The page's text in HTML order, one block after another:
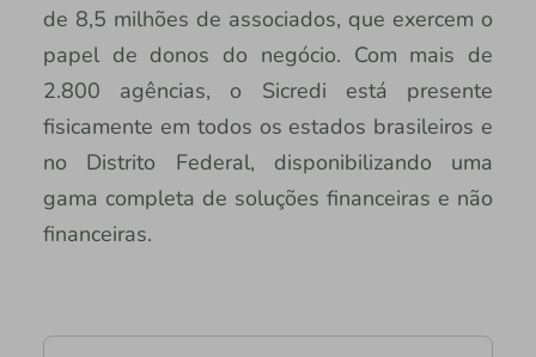
de 8,5 milhões de associados, que exercem o
papel de donos do negócio. Com mais de
2.800 agências, o Sicredi está presente
fisicamente em todos os estados brasileiros e
no Distrito Federal, disponibilizando uma
gama completa de soluções financeiras e não
financeiras.